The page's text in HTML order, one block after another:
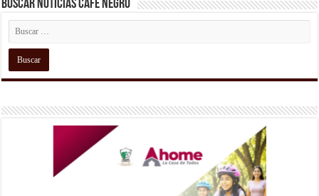
Buscar Noticias Café Negro